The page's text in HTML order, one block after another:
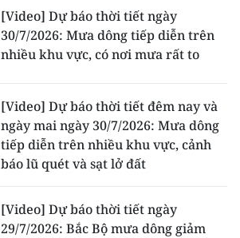
[Video] Dự báo thời tiết ngày
30/7/2026: Mưa dông tiếp diễn trên
nhiều khu vực, có nơi mưa rất to
[Video] Dự báo thời tiết đêm nay và
ngày mai ngày 30/7/2026: Mưa dông
tiếp diễn trên nhiều khu vực, cảnh
báo lũ quét và sạt lở đất
[Video] Dự báo thời tiết ngày
29/7/2026: Bắc Bộ mưa dông giảm